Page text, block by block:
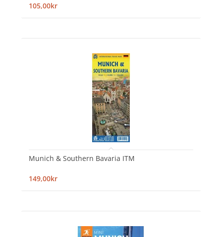
105,00kr
Munich & Southern Bavaria ITM
149,00kr